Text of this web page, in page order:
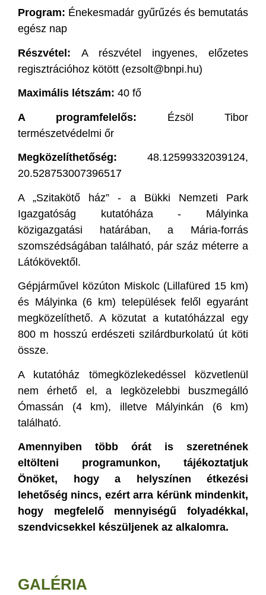
Program: Énekesmadár gyűrűzés és bemutatás
egész nap
Részvétel: A részvétel ingyenes, előzetes
regisztrációhoz kötött (ezsolt@bnpi.hu)
Maximális létszám: 40 fő
A programfelelős: Ézsöl Tibor
természetvédelmi őr
Megközelíthetőség: 48.12599332039124,
20.528753007396517
A „Szitakötő ház” - a Bükki Nemzeti Park
Igazgatóság kutatóháza - Mályinka
közigazgatási határában, a Mária-forrás
szomszédságában található, pár száz méterre a
Látókövektől.
Gépjárművel közúton Miskolc (Lillafüred 15 km)
és Mályinka (6 km) települések felől egyaránt
megközelíthető. A közutat a kutatóházzal egy
800 m hosszú erdészeti szilárdburkolatú út köti
össze.
A kutatóház tömegközlekedéssel közvetlenül
nem érhető el, a legközelebbi buszmegálló
Ómassán (4 km), illetve Mályinkán (6 km)
található.
Amennyiben több órát is szeretnének
eltölteni programunkon, tájékoztatjuk
Önöket, hogy a helyszínen étkezési
lehetőség nincs, ezért arra kérünk mindenkit,
hogy megfelelő mennyiségű folyadékkal,
szendvicsekkel készüljenek az alkalomra.
GALÉRIA